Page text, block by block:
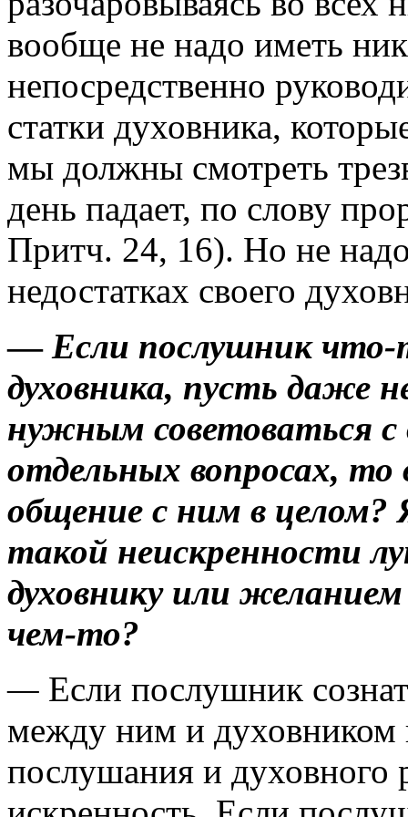
вообще не на­до иметь
непо­средственно
статки духовника,
мы должны смотреть
день падает, по слову
Притч. 24, 16). Но не
недостатках сво­его
— Если послушник что-
духовника, пусть даже
нужным советоваться с
отдельных вопросах, то
общение с ним в целом?
такой неискренности
духовнику или
чем-то?
— Если послушник
между ним и духовником
послушания и духовного